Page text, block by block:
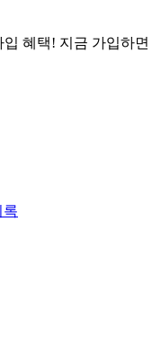
입 혜택! 지금 가입하면
록